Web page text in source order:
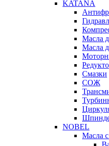
KATANA
Масла
Масла
Смазки
СОЖ
NOBEL
Масла